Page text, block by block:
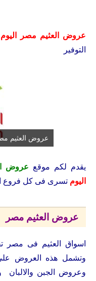
عروض العثيم مصر اليوم
التوفير
عروض العثيم
يقدم لكم موقع عروض
اليوم تسرى فى كل فروع
عروض العثيم مصر
اسواق العثيم فى
وتشمل هذه العروض على
وعروض الجبن